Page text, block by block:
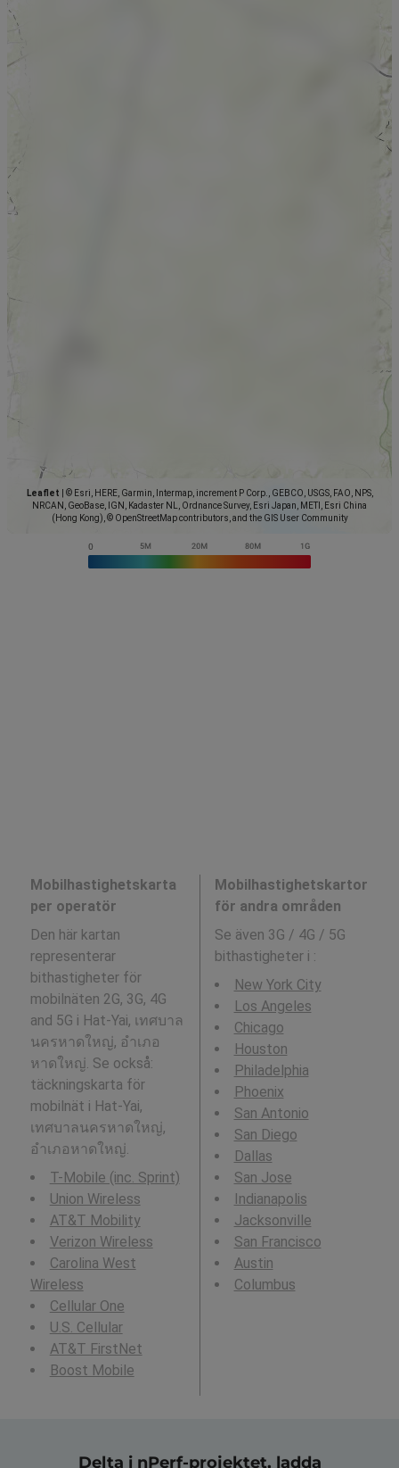
Leaflet
© Esri, HERE, Garmin, Intermap, increment P Corp., GEBCO, USGS, FAO, NPS,
NRCAN, GeoBase, IGN, Kadaster NL, Ordnance Survey, Esri Japan, METI, Esri China
(Hong Kong), © OpenStreetMap contributors, and the GIS User Community
Mobilhastighetskarta
per operatör
Den här kartan
representerar
bithastigheter för
mobilnäten 2G, 3G, 4G
and 5G i Hat-Yai, เทศบาล
นครหาดใหญ่, อำเภอ
หาดใหญ่. Se också:
täckningskarta för
mobilnät i Hat-Yai,
เทศบาลนครหาดใหญ่,
อำเภอหาดใหญ่.
T-Mobile (inc. Sprint)
Union Wireless
AT&T Mobility
Verizon Wireless
Carolina West
Wireless
Cellular One
U.S. Cellular
AT&T FirstNet
Boost Mobile
Mobilhastighetskartor
för andra områden
Se även 3G / 4G / 5G
bithastigheter i :
New York City
Los Angeles
Chicago
Houston
Philadelphia
Phoenix
San Antonio
San Diego
Dallas
San Jose
Indianapolis
Jacksonville
San Francisco
Austin
Columbus
Delta i nPerf-projektet, ladda